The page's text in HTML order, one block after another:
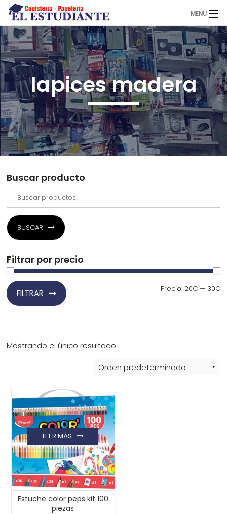
MENU
El Estudiante
Copistería
Papelería
Novedades
Contacto
¡Imprimir!
lapices madera
Buscar producto
BUSCAR
Filtrar por precio
Precio
mínimo
Precio
máximo
FILTRAR Precio: 20€— 30€
Mostrando el único resultado
Estuche color peps kit 100
piezas
LEER MÁS